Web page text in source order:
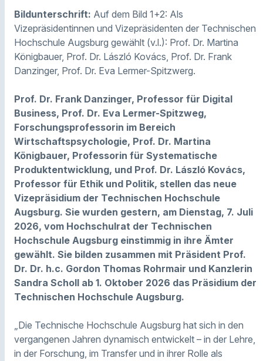
Bildunterschrift: Auf dem Bild 1+2: Als
Vizepräsidentinnen und Vizepräsidenten der Technischen
Hochschule Augsburg gewählt (v.l.): Prof. Dr. Martina
Königbauer, Prof. Dr. László Kovács, Prof. Dr. Frank
Danzinger, Prof. Dr. Eva Lermer-Spitzwerg.
Prof. Dr. Frank Danzinger, Professor für Digital
Business, Prof. Dr. Eva Lermer-Spitzweg,
Forschungsprofessorin im Bereich
Wirtschaftspsychologie, Prof. Dr. Martina
Königbauer, Professorin für Systematische
Produktentwicklung, und Prof. Dr. László Kovács,
Professor für Ethik und Politik, stellen das neue
Vizepräsidium der Technischen Hochschule
Augsburg. Sie wurden gestern, am Dienstag, 7. Juli
2026, vom Hochschulrat der Technischen
Hochschule Augsburg einstimmig in ihre Ämter
gewählt. Sie bilden zusammen mit Präsident Prof.
Dr. Dr. h.c. Gordon Thomas Rohrmair und Kanzlerin
Sandra Scholl ab 1. Oktober 2026 das Präsidium der
Technischen Hochschule Augsburg.
„Die Technische Hochschule Augsburg hat sich in den
vergangenen Jahren dynamisch entwickelt – in der Lehre,
in der Forschung, im Transfer und in ihrer Rolle als